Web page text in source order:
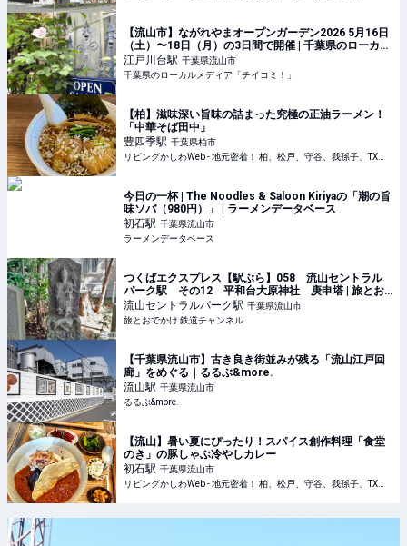
【流山市】ながれやまオープンガーデン2026 5月16日
（土）〜18日（月）の3日間で開催 | 千葉県のローカル
メディア「チイコミ！by ちいき新聞」
江戸川台駅 千葉県流山市
千葉県のローカルメディア「チイコミ！」
【柏】滋味深い旨味の詰まった究極の正油ラーメン！
「中華そば田中」
豊四季駅 千葉県柏市
今日の一杯 | The Noodles & Saloon Kiriyaの「潮の旨
味ソバ（980円）」 | ラーメンデータベース
初石駅 千葉県流山市
ラーメンデータベース
つくばエクスプレス【駅ぶら】058 流山セントラル
パーク駅 その12 平和台大原神社 庚申塔 | 旅とお
でかけ 鉄道チャンネル
流山セントラルパーク駅 千葉県流山市
旅とおでかけ 鉄道チャンネル
【千葉県流山市】古き良き街並みが残る「流山江戸回
廊」をめぐる｜るるぶ&more.
流山駅 千葉県流山市
るるぶ&more.
【流山】暑い夏にぴったり！スパイス創作料理「食堂
のき」の豚しゃぶ冷やしカレー
初石駅 千葉県流山市